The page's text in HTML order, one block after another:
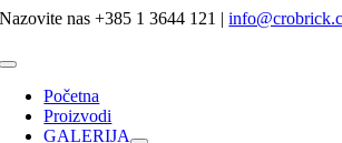
Skip
content
Nazovite nas +385 1 3644 121 |
Toggle
NavigationPočetna
Proizvodi
GALERIJA